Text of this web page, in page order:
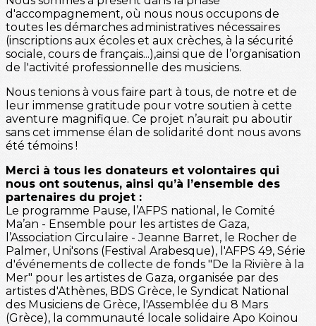
d'accompagnement, où nous nous occupons de
toutes les démarches administratives nécessaires
(inscriptions aux écoles et aux crèches, à la sécurité
sociale, cours de français...),ainsi que de l’organisation
de l'activité professionnelle des musiciens.
Nous tenions à vous faire part à tous, de notre et de
leur immense gratitude pour votre soutien à cette
aventure magnifique. Ce projet n’aurait pu aboutir
sans cet immense élan de solidarité dont nous avons
été témoins !
Merci à tous les donateurs et volontaires qui
nous ont soutenus, ainsi qu’à l’ensemble des
partenaires du projet :
Le programme Pause, l’AFPS national, le Comité
Ma’an - Ensemble pour les artistes de Gaza,
l’Association Circulaire - Jeanne Barret, le Rocher de
Palmer, Uni'sons (Festival Arabesque), l'AFPS 49, Série
d'événements de collecte de fonds "De la Rivière à la
Mer" pour les artistes de Gaza, organisée par des
artistes d'Athènes, BDS Grèce, le Syndicat National
des Musiciens de Grèce, l'Assemblée du 8 Mars
(Grèce), la communauté locale solidaire Apo Koinou